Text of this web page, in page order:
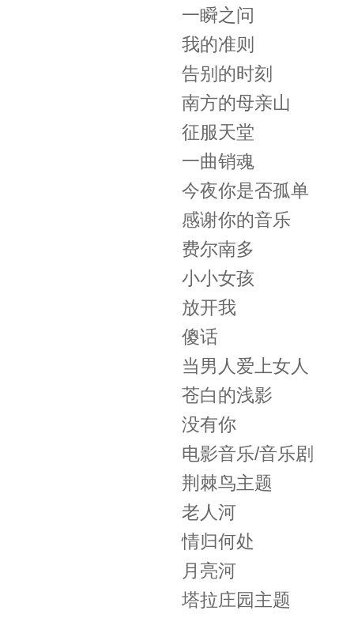
一瞬之问
我的准则
告别的时刻
南方的母亲山
征服天堂
一曲销魂
今夜你是否孤单
感谢你的音乐
费尔南多
小小女孩
放开我
傻话
当男人爱上女人
苍白的浅影
没有你
电影音乐/音乐剧
荆棘鸟主题
老人河
情归何处
月亮河
塔拉庄园主题